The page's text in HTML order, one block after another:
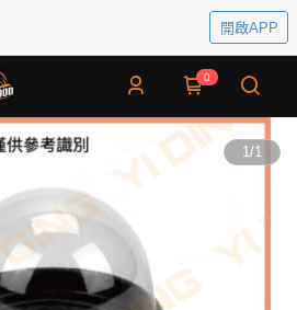
開啟APP
0
1/1